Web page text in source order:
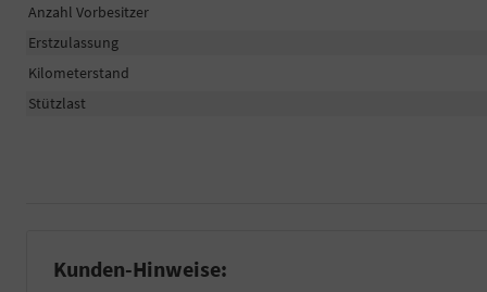
Anzahl Vorbesitzer
Erstzulassung
Kilometerstand
Stützlast
Kunden-Hinweise: